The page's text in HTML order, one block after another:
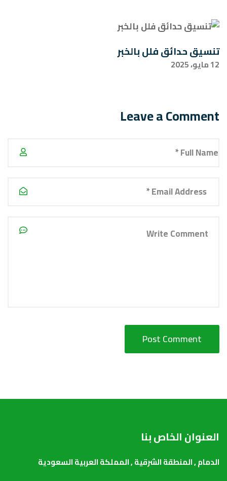
تنسيق حدائق فلل بالخبر
12 مايو، 2025
Leave a Comment
العنوان الخاص بنا
الدمام , المنطقة الشرقية , المملكة العربية السعودية